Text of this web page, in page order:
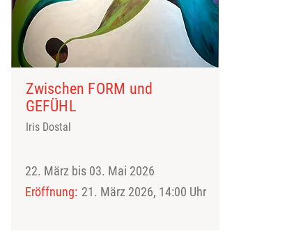
Zwischen FORM und
GEFÜHL
Iris Dostal
22. März bis 03. Mai 2026
Eröffnung: 21. März 2026, 14:00 Uhr